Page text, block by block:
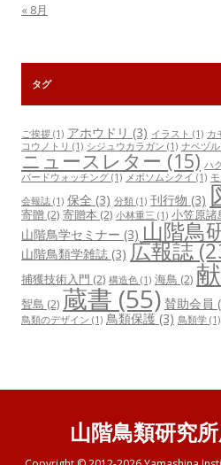
« 8月
タグ
ご挨拶 (1) アホウドリ (3) イラスト (1) カ
コウノトリ (1) シジュウカラガン (1) ナベヅル
ニュースレター (15) ハ
バードウォッチング (1) メボソムシクイ (1)
会報誌 (1) 保全 (3) 分類 (1) 刊行物 (3)
寄贈 (2) 寄贈本 (2) 小林重三 (1) 小笠原諸
山階鳥学セミナー (3) 山階鳥
山階鳥類学雑誌 (3) 広報誌
捕獲技術入門 (2) 構造色 (1) 海鳥 (2)
聟島 (2) 蔵書 (55) 賛助会員
鳥類のデザイン (1) 鳥類保護 (3) 鳥類学 (1)
山階鳥類研究